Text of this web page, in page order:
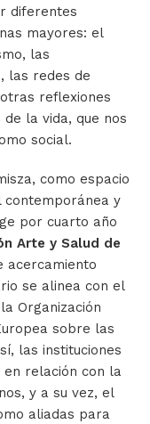
diferentes
mayores: el
las
las redes de
reflexiones
la vida, que nos
social.
como espacio
contemporánea y
por cuarto año
Arte y Salud de
acercamiento
se alinea con el
Organización
sobre las
las instituciones
relación con la
y a su vez, el
aliadas para